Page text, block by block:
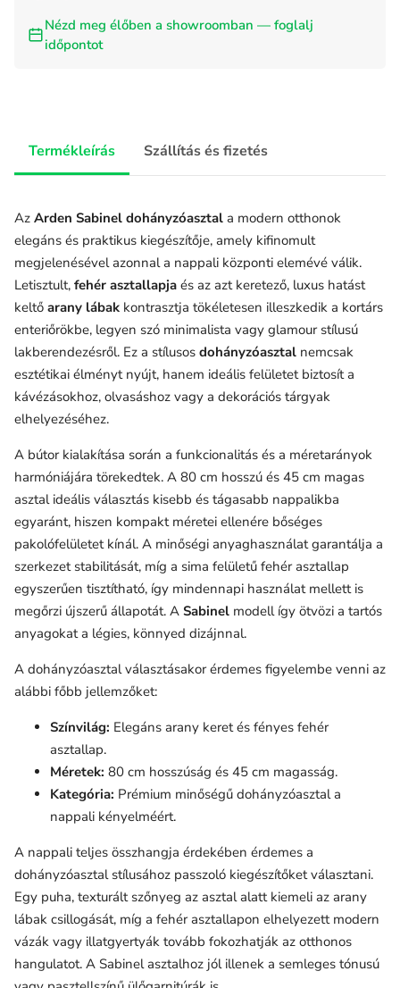
Nézd meg élőben a showroomban — foglalj
időpontot
Termékleírás Szállítás és fizetés
Az Arden Sabinel dohányzóasztal a modern otthonok
elegáns és praktikus kiegészítője, amely kifinomult
megjelenésével azonnal a nappali központi elemévé válik.
Letisztult, fehér asztallapja és az azt keretező, luxus hatást
keltő arany lábak kontrasztja tökéletesen illeszkedik a kortárs
enteriőrökbe, legyen szó minimalista vagy glamour stílusú
lakberendezésről. Ez a stílusos dohányzóasztal nemcsak
esztétikai élményt nyújt, hanem ideális felületet biztosít a
kávézásokhoz, olvasáshoz vagy a dekorációs tárgyak
elhelyezéséhez.
A bútor kialakítása során a funkcionalitás és a méretarányok
harmóniájára törekedtek. A 80 cm hosszú és 45 cm magas
asztal ideális választás kisebb és tágasabb nappalikba
egyaránt, hiszen kompakt méretei ellenére bőséges
pakolófelületet kínál. A minőségi anyaghasználat garantálja a
szerkezet stabilitását, míg a sima felületű fehér asztallap
egyszerűen tisztítható, így mindennapi használat mellett is
megőrzi újszerű állapotát. A Sabinel modell így ötvözi a tartós
anyagokat a légies, könnyed dizájnnal.
A dohányzóasztal választásakor érdemes figyelembe venni az
alábbi főbb jellemzőket:
Színvilág: Elegáns arany keret és fényes fehér
asztallap.
Méretek: 80 cm hosszúság és 45 cm magasság.
Kategória: Prémium minőségű dohányzóasztal a
nappali kényelméért.
A nappali teljes összhangja érdekében érdemes a
dohányzóasztal stílusához passzoló kiegészítőket választani.
Egy puha, texturált szőnyeg az asztal alatt kiemeli az arany
lábak csillogását, míg a fehér asztallapon elhelyezett modern
vázák vagy illatgyertyák tovább fokozhatják az otthonos
hangulatot. A Sabinel asztalhoz jól illenek a semleges tónusú